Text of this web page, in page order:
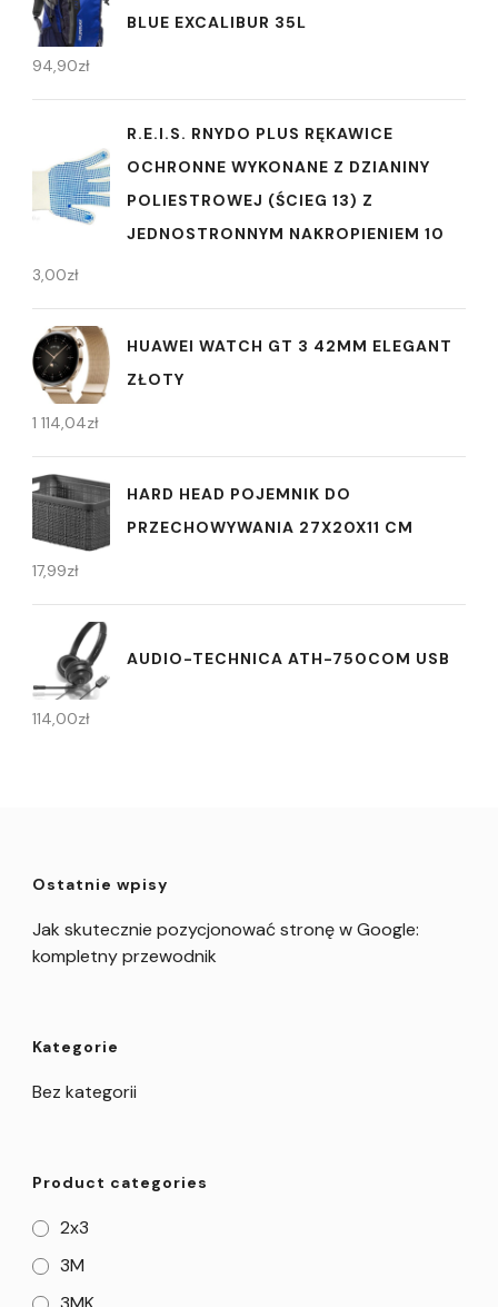
BLUE EXCALIBUR 35L
94,90zł
R.E.I.S. RNYDO PLUS RĘKAWICE
OCHRONNE WYKONANE Z DZIANINY
POLIESTROWEJ (ŚCIEG 13) Z
JEDNOSTRONNYM NAKROPIENIEM 10
3,00zł
HUAWEI WATCH GT 3 42MM ELEGANT
ZŁOTY
1 114,04zł
HARD HEAD POJEMNIK DO
PRZECHOWYWANIA 27X20X11 CM
17,99zł
AUDIO-TECHNICA ATH-750COM USB
114,00zł
Ostatnie wpisy
Jak skutecznie pozycjonować stronę w Google:
kompletny przewodnik
Kategorie
Bez kategorii
Product categories
2x3
3M